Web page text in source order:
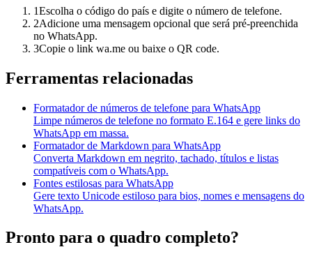
1Escolha o código do país e digite o número de telefone.
2Adicione uma mensagem opcional que será pré-preenchida
no WhatsApp.
3Copie o link wa.me ou baixe o QR code.
Ferramentas relacionadas
Formatador de números de telefone para WhatsApp
Limpe números de telefone no formato E.164 e gere links do
WhatsApp em massa.
Formatador de Markdown para WhatsApp
Converta Markdown em negrito, tachado, títulos e listas
compatíveis com o WhatsApp.
Fontes estilosas para WhatsApp
Gere texto Unicode estiloso para bios, nomes e mensagens do
WhatsApp.
Pronto para o quadro completo?